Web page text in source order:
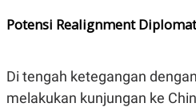
E
P
E
R
A
D
R
T
I
Potensi Realignment
Di tengah ketegangan
melakukan kunjungan ke